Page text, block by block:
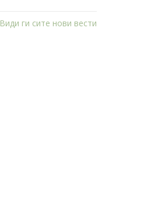
Види ги сите нови вести